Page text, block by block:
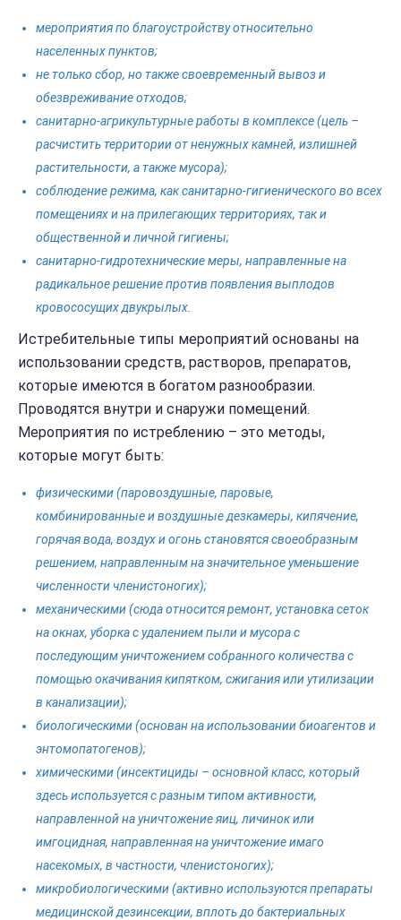
мероприятия по благоустройству относительно
населенных пунктов;
не только сбор, но также своевременный вывоз и
обезвреживание отходов;
санитарно-агрикультурные работы в комплексе (цель –
расчистить территории от ненужных камней, излишней
растительности, а также мусора);
соблюдение режима, как санитарно-гигиенического во всех
помещениях и на прилегающих территориях, так и
общественной и личной гигиены;
санитарно-гидротехнические меры, направленные на
радикальное решение против появления выплодов
кровососущих двукрылых.
Истребительные типы мероприятий основаны на
использовании средств, растворов, препаратов,
которые имеются в богатом разнообразии.
Проводятся внутри и снаружи помещений.
Мероприятия по истреблению – это методы,
которые могут быть:
физическими (паровоздушные, паровые,
комбинированные и воздушные дезкамеры, кипячение,
горячая вода, воздух и огонь становятся своеобразным
решением, направленным на значительное уменьшение
численности членистоногих);
механическими (сюда относится ремонт, установка сеток
на окнах, уборка с удалением пыли и мусора с
последующим уничтожением собранного количества с
помощью окачивания кипятком, сжигания или утилизации
в канализации);
биологическими (основан на использовании биоагентов и
энтомопатогенов);
химическими (инсектициды – основной класс, который
здесь используется с разным типом активности,
направленной на уничтожение яиц, личинок или
имгоцидная, направленная на уничтожение имаго
насекомых, в частности, членистоногих);
микробиологическими (активно используются препараты
медицинской дезинсекции, вплоть до бактериальных